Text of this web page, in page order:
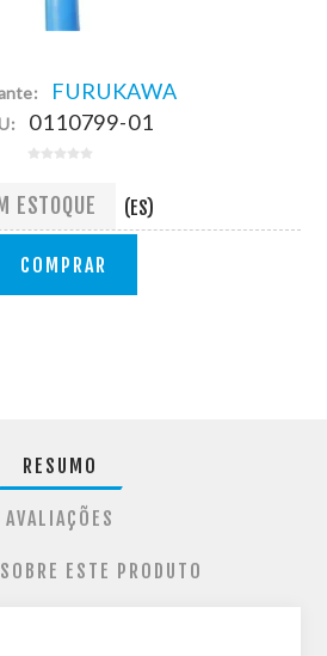
FURUKAWA
0110799-01
ESTOQUE (ES)
COMPRAR
RESUMO
AVALIAÇÕES
ESTE PRODUTO